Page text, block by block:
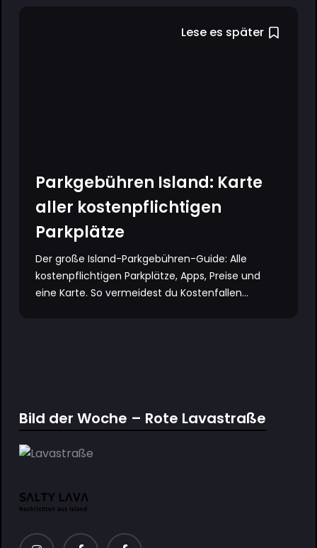
Lese es später
Parkgebühren Island: Karte
aller kostenpflichtigen
Parkplätze
Der große Island-Parkgebühren-Guide: Alle
kostenpflichtigen Parkplätze, Apps, Preise und
eine Karte. So vermeidest du Kostenfallen...
Bild der Woche – Rote Lavastraße